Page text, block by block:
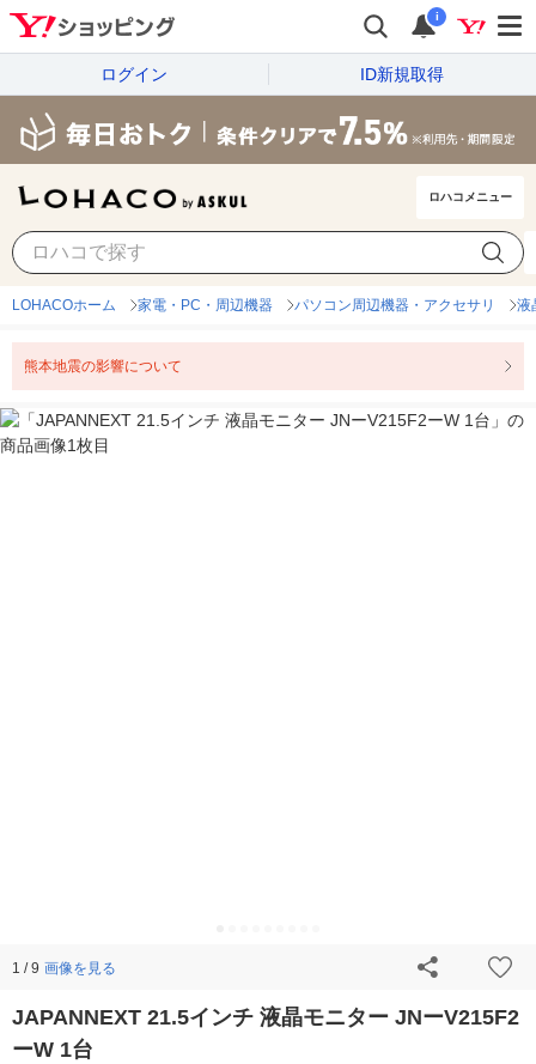
i
ログイン ID新規取得
ロハコメニュー
LOHACOホーム 家電・PC・周辺機器 パソコン周辺機器・アクセサリ 液
熊本地震の影響について
1 / 9 画像を見る
JAPANNEXT 21.5インチ 液晶モニター JNーV215F2
ーW 1台